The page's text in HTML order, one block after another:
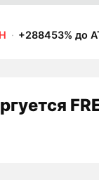
· +288453% до